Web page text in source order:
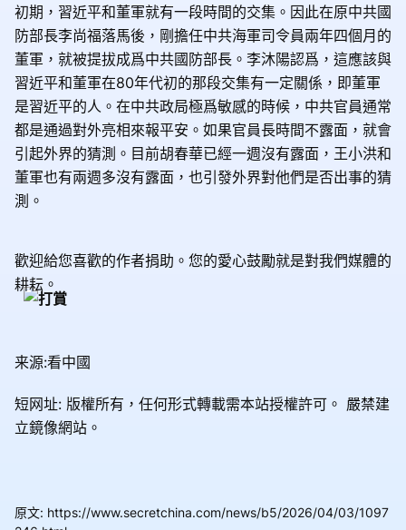
初期，習近平和董軍就有一段時間的交集。因此在原中共國
防部長李尚福落馬後，剛擔任中共海軍司令員兩年四個月的
董軍，就被提拔成爲中共國防部長。李沐陽認爲，這應該與
習近平和董軍在80年代初的那段交集有一定關係，即董軍
是習近平的人。在中共政局極爲敏感的時候，中共官員通常
都是通過對外亮相來報平安。如果官員長時間不露面，就會
引起外界的猜測。目前胡春華已經一週沒有露面，王小洪和
董軍也有兩週多沒有露面，也引發外界對他們是否出事的猜
測。
歡迎給您喜歡的作者捐助。您的愛心鼓勵就是對我們媒體的
耕耘。
来源:看中國
短网址: 版權所有，任何形式轉載需本站授權許可。 嚴禁建
立鏡像網站。
原文: https://www.secretchina.com/news/b5/2026/04/03/1097